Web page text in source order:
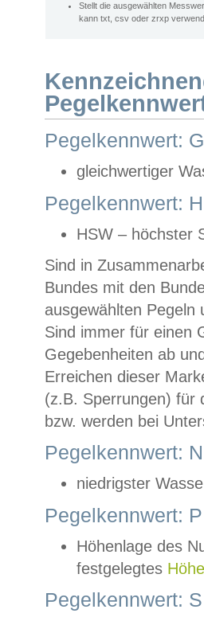
Stellt die ausgewählten
kann txt, csv oder zrxp
Pegelkennwert:
gleichwertiger
Pegelkennwert:
HSW – höchster
Sind in
Bundes mit den
ausgewählten
Sind immer für einen
Gegebenheiten ab
Erreichen dieser
(z.B. Sperrungen) für
bzw. werden bei
Pegelkennwert:
niedrigster
Pegelkennwert:
Höhenlage des
festgelegtes
Pegelkennwert: